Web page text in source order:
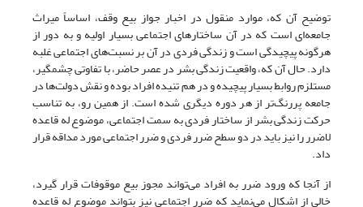
توضیح آن که، موارد منقول در اخبار جواز بیع وقف، اساساً میراث
جامعه‌ای است که در آن ساختارهای اجتماعی بسیار اولیه و به دور از
هرگونه پیچیدگی است و زندگی فردی در آن بر نسبت‌های اجتماعی غلبه
دارد. حال آن که، واقعیت زندگی بشر در عصر حاضر، با تفاوتی چشمگیر،
مستلزم روابط بسیار پیچیده و در هم تنیده افراد بوده و نقش دولت‌ها در
جامعه پررنگ‌تر از هر دوره دیگری شده است. از همین رو، به تناسب
حرکت زندگی بشر از ساختار فردی به سمت اجتماعی، موضوع له قاعده
لاضرر را نیز باید در دو سطح ضرر فردی و ضرر اجتماعی مورد مداقه قرار
داد.
از آنجا که ورود ضرر به افراد می‌تواند مجوز بیع موقوفات قرار گیرد،
خالی از اشکال می‌نماید که ضرر اجتماعی نیز بتواند موضوع له قاعده